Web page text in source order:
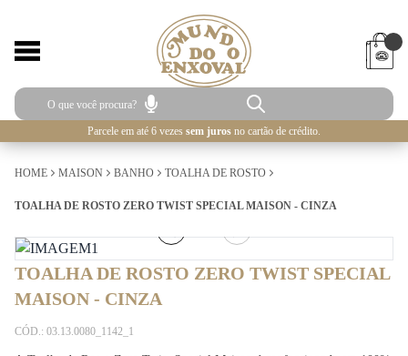
Parcele em até 6 vezes sem juros no cartão de crédito.
HOME MAISON BANHO TOALHA DE ROSTO
TOALHA DE ROSTO ZERO TWIST SPECIAL MAISON - CINZA
TOALHA DE ROSTO ZERO TWIST SPECIAL
MAISON - CINZA
CÓD.: 03.13.0080_1142_1